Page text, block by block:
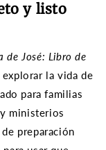
y listo
de José: Libro de
la vida de
para familias
ministerios
preparación